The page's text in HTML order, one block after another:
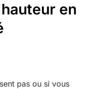
en
pas ou si vous